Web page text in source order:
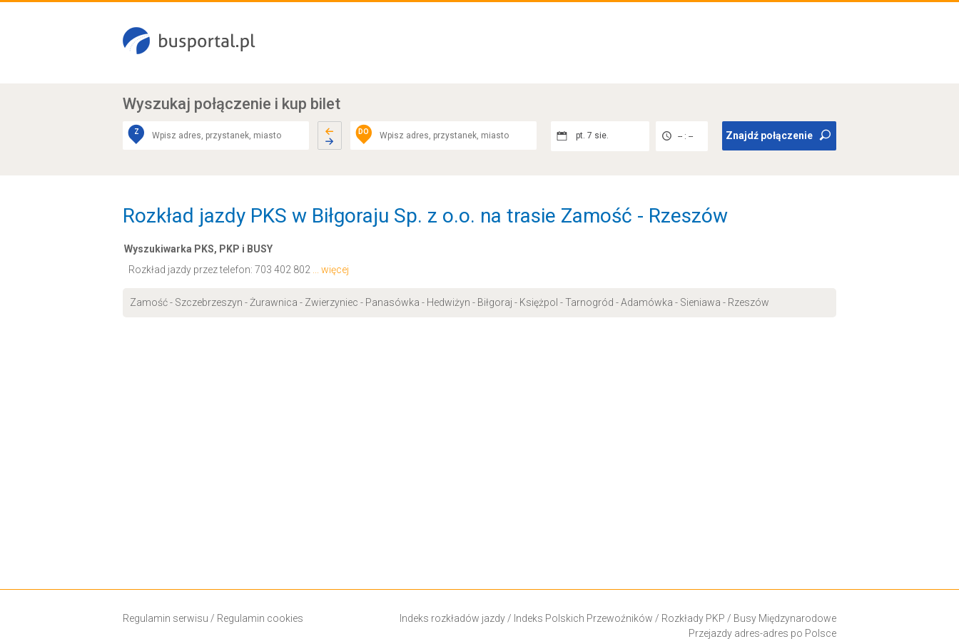
Wyszukaj połączenie i kup bilet
Z DO pt. 7 sie. -- : -- Znajdź połączenie
Rozkład jazdy PKS w Biłgoraju Sp. z o.o. na trasie Zamość - Rzeszów
Wyszukiwarka PKS, PKP i BUSY
Rozkład jazdy przez telefon: 703 402 802 ... więcej
Zamość - Szczebrzeszyn - Żurawnica - Zwierzyniec - Panasówka - Hedwiżyn - Biłgoraj - Księżpol - Tarnogród - Adamówka - Sieniawa - Rzeszów
Regulamin serwisu / Regulamin cookies Indeks rozkładów jazdy/ Indeks Polskich Przewoźników / Rozkłady PKP / Busy Międzynarodowe
Przejazdy adres-adres po Polsce